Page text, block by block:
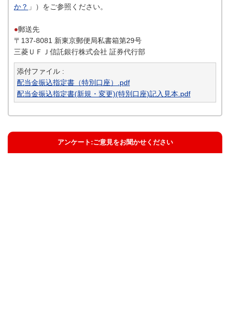
か？ 」）をご参照ください。
●郵送先
〒137-8081 新東京郵便局私書箱第29号
三菱ＵＦＪ信託銀行株式会社 証券代行部
添付ファイル :
配当金振込指定書（特別口座）.pdf
配当金振込指定書(新規・変更)(特別口座)記入見本.pdf
アンケート:ご意見をお聞かせください